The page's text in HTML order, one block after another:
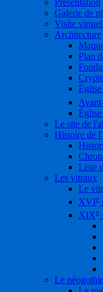
Présentation
Galerie de
Visite
Architecture
Plan
Le site de
Histoire de
Liste
Les vitraux
Le
XVIe
XIXe
Le